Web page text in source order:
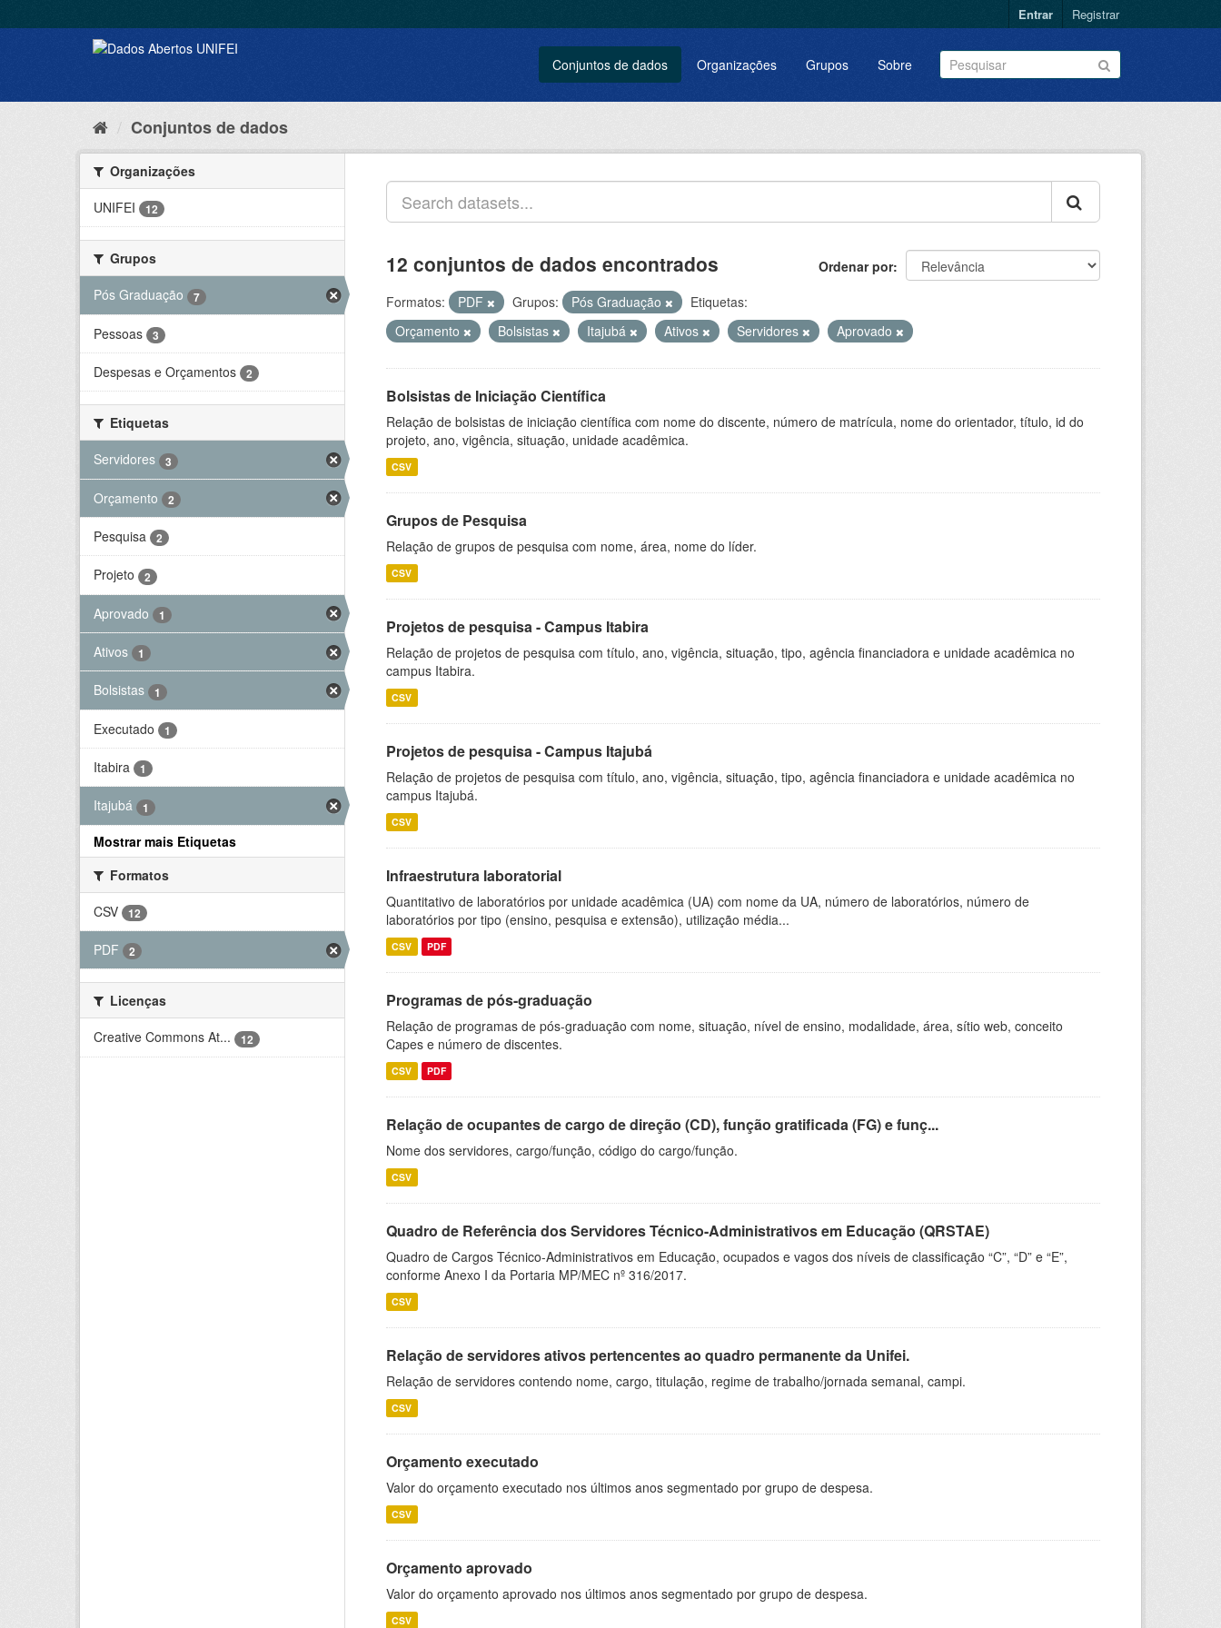
Entrar Registrar
Conjuntos de dados Organizações Grupos Sobre
Conjuntos de dados
Organizações
UNIFEI
12
Grupos
Pós Graduação
7
Pessoas 3
Despesas e Orçamentos 2
Etiquetas
Servidores
3
Orçamento 2
Pesquisa 2
Projeto 2
Aprovado 1
Ativos 1
Bolsistas 1
Executado 1
Itabira 1
Itajubá 1
Mostrar mais Etiquetas
Formatos
CSV
12
PDF 2
Licenças
Creative Commons At...
12
Ordenar por
12 conjuntos de dados encontrados
Formatos: PDF Grupos: Pós Graduação
Etiquetas:
Orçamento
Bolsistas Itajubá Ativos Servidores Aprovado
Bolsistas de Iniciação Científica
Relação de bolsistas de iniciação científica com nome do discente, número de matrícula, nome do orientador, título, id do
projeto, ano, vigência, situação, unidade acadêmica.
CSV
Grupos de Pesquisa
Relação de grupos de pesquisa com nome, área, nome do líder.
CSV
Projetos de pesquisa - Campus Itabira
Relação de projetos de pesquisa com título, ano, vigência, situação, tipo, agência financiadora e unidade acadêmica no
campus Itabira.
CSV
Projetos de pesquisa - Campus Itajubá
Relação de projetos de pesquisa com título, ano, vigência, situação, tipo, agência financiadora e unidade acadêmica no
campus Itajubá.
CSV
Infraestrutura laboratorial
Quantitativo de laboratórios por unidade acadêmica (UA) com nome da UA, número de laboratórios, número de
laboratórios por tipo (ensino, pesquisa e extensão), utilização média...
CSV PDF
Programas de pós-graduação
Relação de programas de pós-graduação com nome, situação, nível de ensino, modalidade, área, sítio web, conceito
Capes e número de discentes.
CSV PDF
Relação de ocupantes de cargo de direção (CD), função gratificada (FG) e funç...
Nome dos servidores, cargo/função, código do cargo/função.
CSV
Quadro de Referência dos Servidores Técnico-Administrativos em Educação (QRSTAE)
Quadro de Cargos Técnico-Administrativos em Educação, ocupados e vagos dos níveis de classificação “C”, “D” e “E”,
conforme Anexo I da Portaria MP/MEC nº 316/2017.
CSV
Relação de servidores ativos pertencentes ao quadro permanente da Unifei.
Relação de servidores contendo nome, cargo, titulação, regime de trabalho/jornada semanal, campi.
CSV
Orçamento executado
Valor do orçamento executado nos últimos anos segmentado por grupo de despesa.
CSV
Orçamento aprovado
Valor do orçamento aprovado nos últimos anos segmentado por grupo de despesa.
CSV